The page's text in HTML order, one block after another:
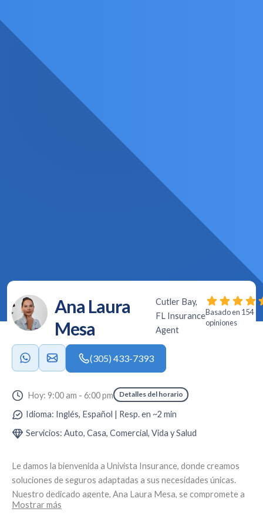
Ana Laura
Mesa
Cutler Bay,
FL Insurance
Agent
Basado en 154
opiniones
(305) 433-7393
Le damos la bienvenida a Univista Insurance, donde creamos
soluciones de seguros adaptadas a sus necesidades únicas.
Nuestro dedicado agente, Ana Laura Mesa, se compromete a
brindar un servicio personalizado y asesoramiento experto.
Mostrar más
Hoy: 9:00 am - 6:00 pm Detalles del horario
Idioma: Inglés, Español | Resp. en ~2 min
Servicios: Auto, Casa, Comercial, Vida y Salud